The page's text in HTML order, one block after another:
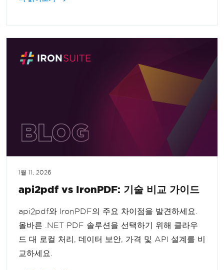
1월 11, 2026
api2pdf vs IronPDF: 기술 비교 가이드
api2pdf와 IronPDF의 주요 차이점을 발견하세요.
올바른 .NET PDF 솔루션을 선택하기 위해 클라우
드 대 로컬 처리, 데이터 보안, 가격 및 API 설계를 비
교하세요.